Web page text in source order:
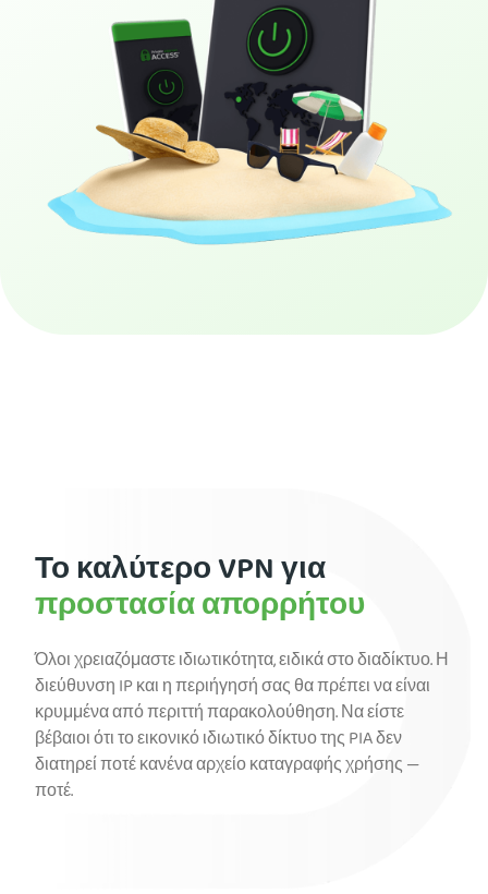
Το καλύτερο VPN για
προστασία απορρήτου
Όλοι χρειαζόμαστε ιδιωτικότητα, ειδικά στο διαδίκτυο. Η
διεύθυνση IP και η περιήγησή σας θα πρέπει να είναι
κρυμμένα από περιττή παρακολούθηση. Να είστε
βέβαιοι ότι το εικονικό ιδιωτικό δίκτυο της PIA δεν
διατηρεί ποτέ κανένα αρχείο καταγραφής χρήσης —
ποτέ.